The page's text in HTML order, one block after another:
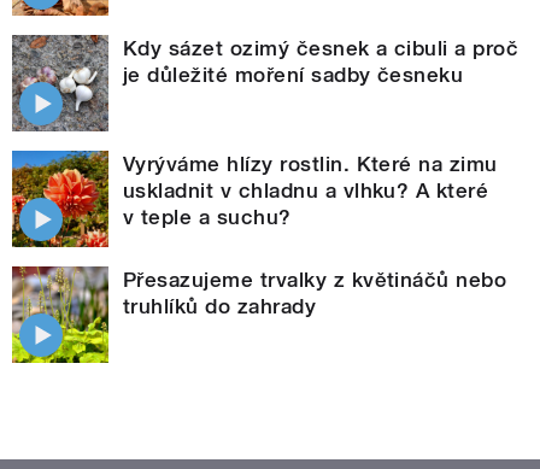
Kdy sázet ozimý česnek a cibuli a proč
je důležité moření sadby česneku
Vyrýváme hlízy rostlin. Které na zimu
uskladnit v chladnu a vlhku? A které
v teple a suchu?
Přesazujeme trvalky z květináčů nebo
truhlíků do zahrady